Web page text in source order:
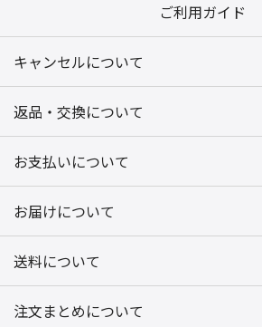
ご利用ガイド
キャンセルについて
返品・交換について
お支払いについて
お届けについて
送料について
注文まとめについて